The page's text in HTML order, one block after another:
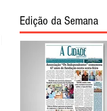
Edição da Semana